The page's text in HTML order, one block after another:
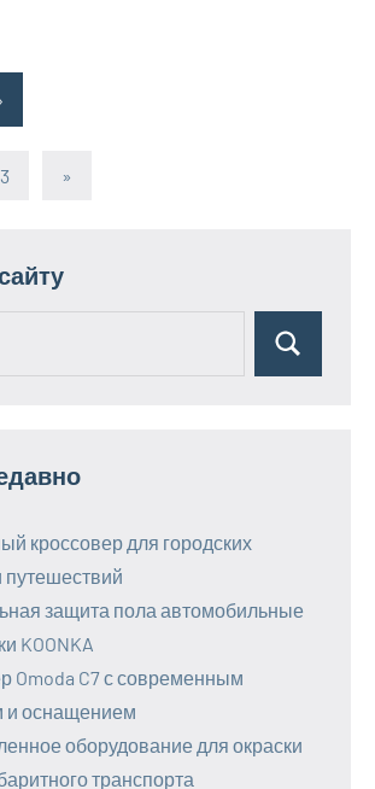
3
Следующие
»
Поиск
кроссовер для городских
путешествий
защита пола автомобильные
KOONKA
Omoda C7 с современным
и оснащением
оборудование для окраски
транспорта